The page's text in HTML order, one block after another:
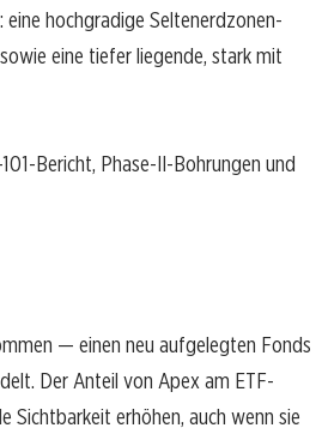
hochgradige Seltenerdzonen-
eine tiefer liegende, stark mit
Bericht, Phase-II-Bohrungen und
— einen neu aufgelegten Fonds
Der Anteil von Apex am ETF-
erhöhen, auch wenn sie